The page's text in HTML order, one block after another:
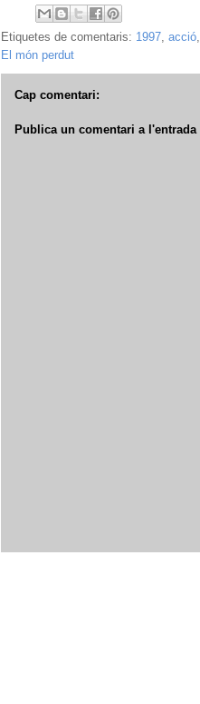
Etiquetes de comentaris: 1997, acció,
El món perdut
Cap comentari:
Publica un comentari a l'entrada